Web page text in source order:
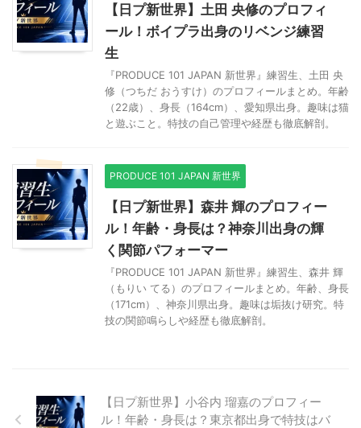
【日プ新世界】土田 央修のプロフィ
ール！ボイプラ出身のリベンジ練習
生
『PRODUCE 101 JAPAN 新世界』練習生、土田 央
修（つちだ おうすけ）のプロフィールまとめ。年齢
（22歳）、身長（164cm）、愛知県出身。趣味は猫
と遊ぶこと。特技の自己管理や経歴も徹底解剖。
PRODUCE 101 JAPAN 新世界
【日プ新世界】森井 輝のプロフィー
ル！年齢・身長は？神奈川出身の輝
く関節パフォーマー
『PRODUCE 101 JAPAN 新世界』練習生、森井 輝
（もりい てる）のプロフィールまとめ。年齢、身長
（171cm）、神奈川県出身。趣味は垢抜け研究。特
技の関節鳴らしや経歴も徹底解剖。
【日プ新世界】小谷内 瑠嘉のプロフィー
ル！年齢・身長は？東京都出身で特技はバ